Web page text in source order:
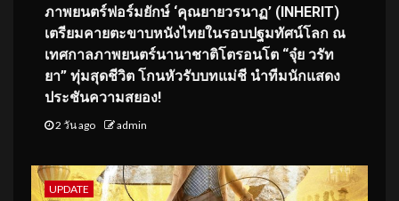
ภาพยนตร์ฟอร์มยักษ์ ‘คุณยายวรนาฏ’ (INHERIT)
เตรียมคายตะขาบหนังไทยในรอบปฐมทัศน์โลก ณ
เทศกาลภาพยนตร์นานาชาติโตรอนโต “จุ๋ย วรัท
ยา” ทุ่มสุดชีวิต โกนหัวรับบทแม่ชี นำทีมนักแสดง
ประชันความสยอง!
2 วัน ago admin
UPDATE